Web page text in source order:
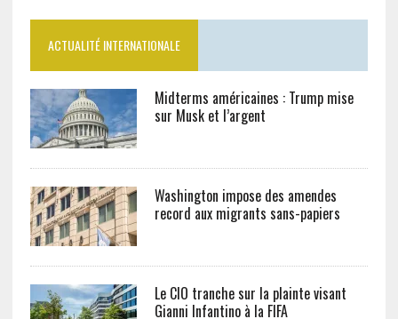
ACTUALITÉ INTERNATIONALE
Midterms américaines : Trump mise
sur Musk et l’argent
Washington impose des amendes
record aux migrants sans-papiers
Le CIO tranche sur la plainte visant
Gianni Infantino à la FIFA